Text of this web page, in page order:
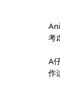
考
A
作